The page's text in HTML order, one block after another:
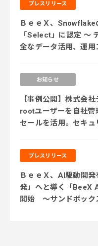
プレスリリース
ＢｅｅＸ、Snowflake
「Select」に認定 ～
全なデータ活用、運
お知らせ
【事例公開】株式会
rootユーザーを自社管
セールを活用。セキュ
プレスリリース
ＢｅｅＸ、AI駆動開
発」へと導く「BeeX
開始 ～サンドボック